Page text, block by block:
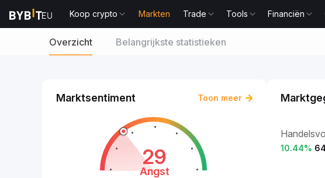
Koop crypto Markten Trade Tools Financiën
Overzicht Belangrijkste statistieken
Marktsentiment Toon meer
29
Angst
10.44%